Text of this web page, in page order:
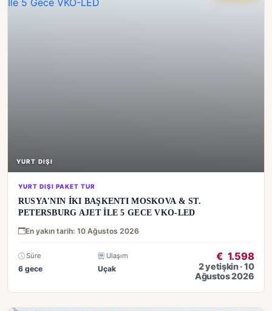
YURT DIŞI
YURT DIŞI PAKET TUR
RUSYA'NIN İKI BAŞKENTI MOSKOVA & ST.
PETERSBURG AJET İLE 5 GECE VKO-LED
En yakın tarih: 10 Ağustos 2026
Süre
6 gece
Ulaşım
Uçak
€ 1.598
2 yetişkin · 10
Ağustos 2026